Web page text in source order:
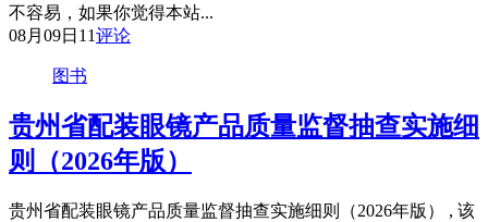
不容易，如果你觉得本站...
08月09日 11评论
图书
贵州省配装眼镜产品质量监督抽查实施细
则（2026年版）
贵州省配装眼镜产品质量监督抽查实施细则（2026年版） , 该